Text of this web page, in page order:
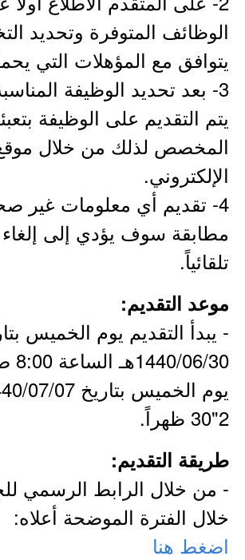
الوظائف المتوفرة وتحديد
يتوافق مع المؤهلات التي
3- بعد تحديد الوظيفة
يتم التقديم على الوظيفة
المخصص لذلك من خلال
الإلكتروني.
4- تقديم أي معلومات غير
مطابقة سوف يؤدي إلى
تلقائياً.
موعد التقديم:
- يبدأ التقديم يوم الخميس
2"30 ظهراً.
طريقة التقديم:
- من خلال الرابط الرسمي
خلال الفترة الموضحة أعلاه:
اضغط هنا